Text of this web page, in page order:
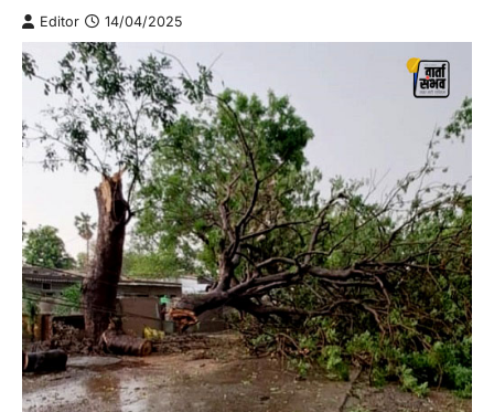
Editor 14/04/2025